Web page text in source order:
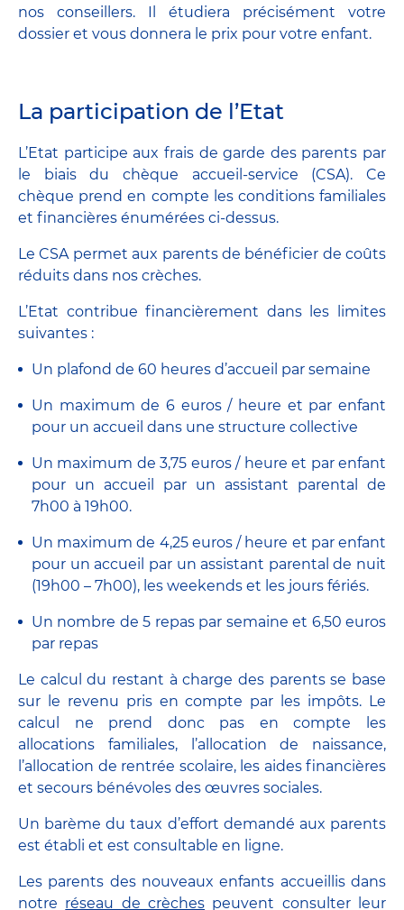
nos conseillers. Il étudiera précisément votre
dossier et vous donnera le prix pour votre enfant.
La participation de l’Etat
L’Etat participe aux frais de garde des parents par
le biais du chèque accueil-service (CSA). Ce
chèque prend en compte les conditions familiales
et financières énumérées ci-dessus.
Le CSA permet aux parents de bénéficier de coûts
réduits dans nos crèches.
L’Etat contribue financièrement dans les limites
suivantes :
Un plafond de 60 heures d’accueil par semaine
Un maximum de 6 euros / heure et par enfant
pour un accueil dans une structure collective
Un maximum de 3,75 euros / heure et par enfant
pour un accueil par un assistant parental de
7h00 à 19h00.
Un maximum de 4,25 euros / heure et par enfant
pour un accueil par un assistant parental de nuit
(19h00 – 7h00), les weekends et les jours fériés.
Un nombre de 5 repas par semaine et 6,50 euros
par repas
Le calcul du restant à charge des parents se base
sur le revenu pris en compte par les impôts. Le
calcul ne prend donc pas en compte les
allocations familiales, l’allocation de naissance,
l’allocation de rentrée scolaire, les aides financières
et secours bénévoles des œuvres sociales.
Un barème du taux d’effort demandé aux parents
est établi et est consultable en ligne.
Les parents des nouveaux enfants accueillis dans
notre réseau de crèches peuvent consulter leur